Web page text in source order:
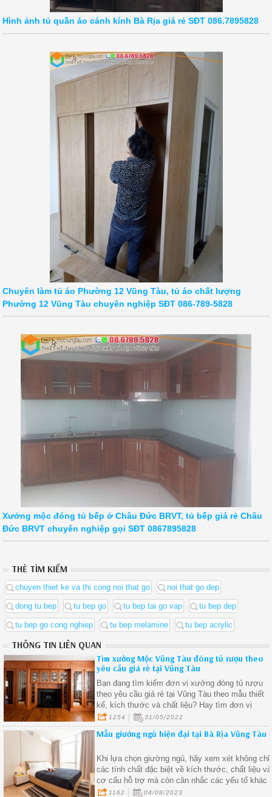
Hình ảnh tủ quần áo cánh kính Bà Rịa giá rẻ SĐT 086.7895828
Chuyên làm tủ áo Phường 12 Vũng Tàu, tủ áo chất lượng
Phường 12 Vũng Tàu chuyên nghiệp SĐT 086-789-5828
Xưởng mộc đóng tủ bếp ở Châu Đức BRVT, tủ bếp giá rẻ Châu
Đức BRVT chuyên nghiệp gọi SĐT 0867895828
THẺ TÌM KIẾM
chuyen thiet ke va thi cong noi that go noi that go dep
dong tu bep tu bep go tu bep tai go vap tu bep dep
tu bep go cong nghiep tu bep melamine tu bep acrylic
THÔNG TIN LIÊN QUAN
Tìm xưởng Mộc Vũng Tàu đóng tủ rượu theo
yêu cầu giá rẻ tại Vũng Tàu
Bạn đang tìm kiếm đơn vị xưởng đóng tủ rượu
theo yêu cầu giá rẻ tại Vũng Tàu theo mẫu thiết
kế, kích thước và chất liệu? Hay tìm đơn vị
chuyên thi công lắp đặt tủ rượu nói riêng và nội
thất nói chung? Hãy liên hệ với Mộc Vũng Tàu để
được nhân viên chúng tôi hỗ trợ tư vấn trực tiếp
1254 31/05/2022
Mẫu giường ngủ hiện đại tại Bà Rịa Vũng Tàu
Khi lựa chọn giường ngủ, hãy xem xét không chỉ
các tính chất đặc biệt về kích thước, chất liệu và
cơ cấu hỗ trợ mà còn cân nhắc các yếu tố khác
như khả năng điều chỉnh, lưu trữ, thiết kế và tính
1162 04/08/2023